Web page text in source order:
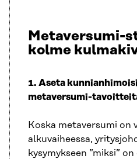
Metaversumi-
kolme
1. Aseta
metaversumi-
Koska metaversumi on
alkuvaiheessa,
kysymykseen ”miksi”